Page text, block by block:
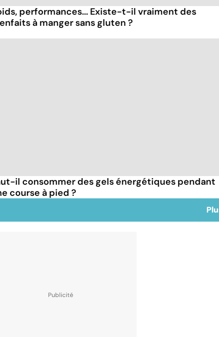
performances... Existe-t-il vraiment des
à manger sans gluten ?
il consommer des gels énergétiques pendant
course à pied ?